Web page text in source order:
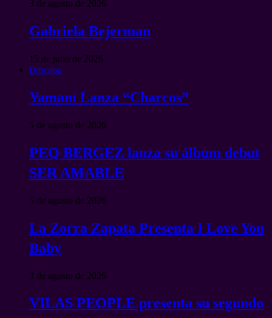
3 de agosto de 2026
Gabriela Bejerman
15 de julio de 2026
Difusion
Yamaní Lanza “Charcos”
5 de agosto de 2026
PEQ BERGEZ lanza su álbum debut
SER AMABLE
5 de agosto de 2026
La Zorra Zapata Presenta I Love You
Baby
3 de agosto de 2026
VILAS PEOPLE presenta su segundo